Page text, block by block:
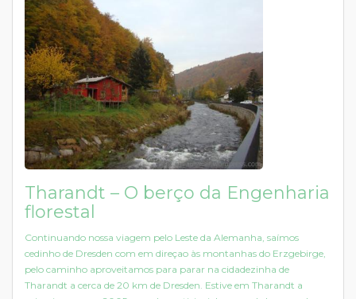
Tharandt – O berço da Engenharia
florestal
Continuando nossa viagem pelo Leste da Alemanha, saímos
cedinho de Dresden com em direçao às montanhas do Erzgebirge,
pelo caminho aproveitamos para parar na cidadezinha de
Tharandt a cerca de 20 km de Dresden. Estive em Tharandt a